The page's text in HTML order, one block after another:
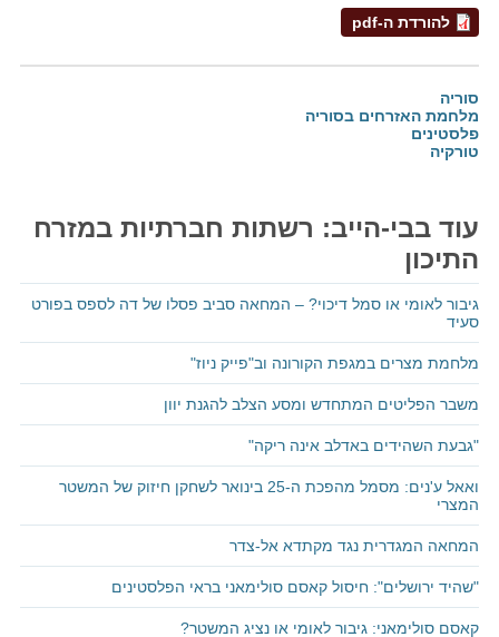
להורדת ה-pdf
סוריה
מלחמת האזרחים בסוריה
פלסטינים
טורקיה
עוד בבי-הייב: רשתות חברתיות במזרח
התיכון
גיבור לאומי או סמל דיכוי? – המחאה סביב פסלו של דה לספס בפורט
סעיד
מלחמת מצרים במגפת הקורונה וב"פייק ניוז"
משבר הפליטים המתחדש ומסע הצלב להגנת יוון
"גבעת השהידים באדלב אינה ריקה"
ואאל ע'נים: מסמל מהפכת ה-25 בינואר לשחקן חיזוק של המשטר
המצרי
המחאה המגדרית נגד מקתדא אל-צדר
"שהיד ירושלים": חיסול קאסם סולימאני בראי הפלסטינים
קאסם סולימאני: גיבור לאומי או נציג המשטר?